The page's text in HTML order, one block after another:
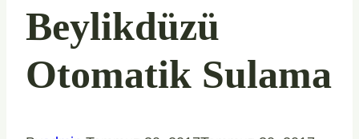
Beylikdüzü
Otomatik Sulama